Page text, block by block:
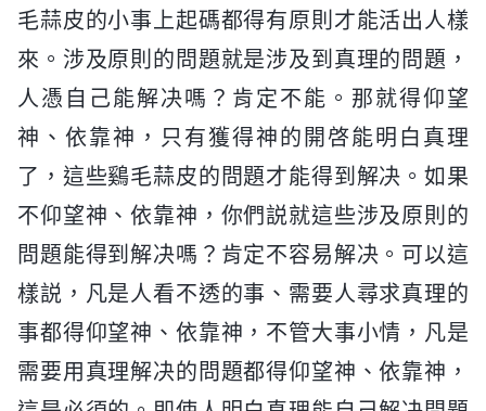
毛蒜皮的小事上起碼都得有原則才能活出人樣
來。涉及原則的問題就是涉及到真理的問題，
人憑自己能解决嗎？肯定不能。那就得仰望
神、依靠神，只有獲得神的開啓能明白真理
了，這些鷄毛蒜皮的問題才能得到解决。如果
不仰望神、依靠神，你們説就這些涉及原則的
問題能得到解决嗎？肯定不容易解决。可以這
樣説，凡是人看不透的事、需要人尋求真理的
事都得仰望神、依靠神，不管大事小情，凡是
需要用真理解决的問題都得仰望神、依靠神，